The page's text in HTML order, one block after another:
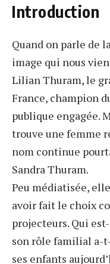
Introduction
Quand on parle de
image qui nous
Lilian Thuram, le
France, champion
publique engagée.
trouve une femme
nom continue
Sandra Thuram.
Peu médiatisée,
avoir fait le choix
projecteurs. Qui
son rôle familial a-
ses enfants